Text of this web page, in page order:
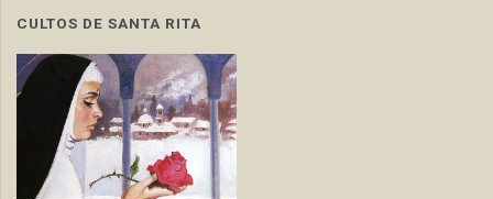
CULTOS DE SANTA RITA